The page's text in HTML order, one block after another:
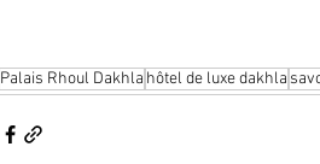
Palais Rhoul Dakhla hôtel de luxe dakhla